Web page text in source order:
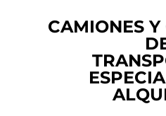
CAMIONES